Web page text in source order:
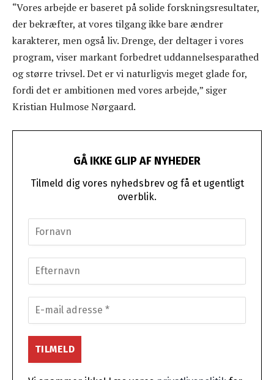
“Vores arbejde er baseret på solide forskningsresultater,
der bekræfter, at vores tilgang ikke bare ændrer
karakterer, men også liv. Drenge, der deltager i vores
program, viser markant forbedret uddannelsesparathed
og større trivsel. Det er vi naturligvis meget glade for,
fordi det er ambitionen med vores arbejde,” siger
Kristian Hulmose Nørgaard.
GÅ IKKE GLIP AF NYHEDER
Tilmeld dig vores nyhedsbrev og få et ugentligt
overblik.